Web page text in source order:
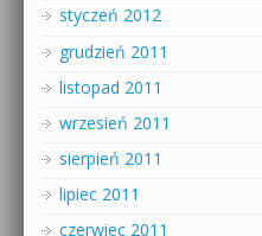
styczeń 2012
grudzień 2011
listopad 2011
wrzesień 2011
sierpień 2011
lipiec 2011
czerwiec 2011